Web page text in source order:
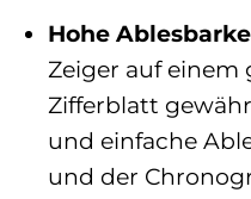
Hohe
Zeiger auf
Zifferblatt
und einfache
und der